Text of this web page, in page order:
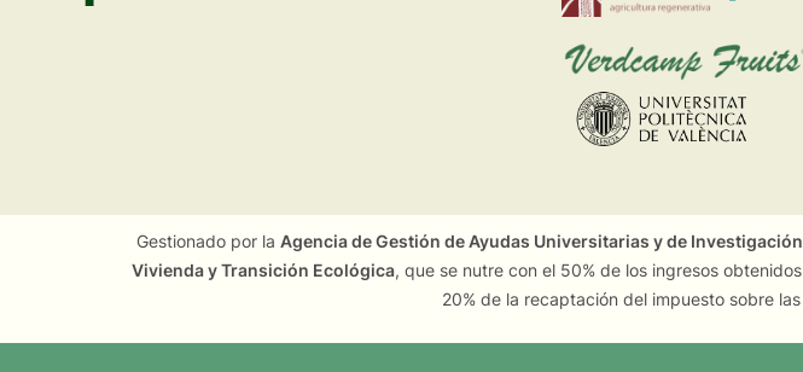
Gestionado por la Agencia de Gestión de Ayudas Universitarias y de Investigación
Vivienda y Transición Ecológica, que se nutre con el 50% de los ingresos
20% de la recaptación del impuesto sobre